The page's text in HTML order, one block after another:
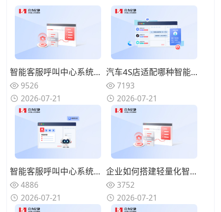
智能客服呼叫中心系统如何减少人工坐席压力？过滤重复性咨询问题
9526
2026-07-21
汽车4S店适配哪种智能客服呼叫中心系统？处理保养维修咨询来电
7193
2026-07-21
智能客服呼叫中心系统能否自动统计来电数据？梳理客户咨询热点
4886
2026-07-21
企业如何搭建轻量化智能客服呼叫中心系统？快速落地上线使用
3752
2026-07-21